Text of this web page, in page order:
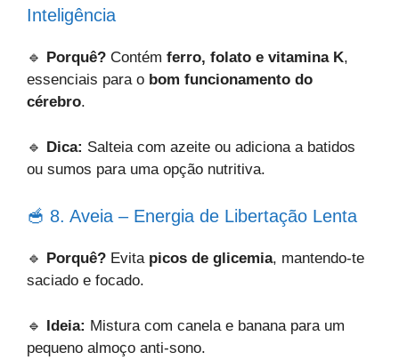
Inteligência
🔹 Porquê? Contém ferro, folato e vitamina K,
essenciais para o bom funcionamento do
cérebro.
🔹 Dica: Salteia com azeite ou adiciona a batidos
ou sumos para uma opção nutritiva.
🥣 8. Aveia – Energia de Libertação Lenta
🔹 Porquê? Evita picos de glicemia, mantendo-te
saciado e focado.
🔹 Ideia: Mistura com canela e banana para um
pequeno almoço anti-sono.